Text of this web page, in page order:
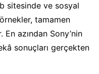
sitesinde ve sosyal
tamamen
azından Sony’nin
sonuçları gerçekten